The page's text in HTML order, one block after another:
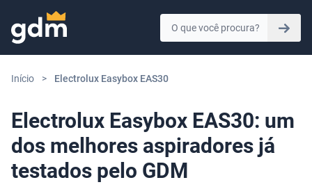
Skip to content
Início > Electrolux Easybox EAS30
Electrolux Easybox EAS30: um
dos melhores aspiradores já
testados pelo GDM